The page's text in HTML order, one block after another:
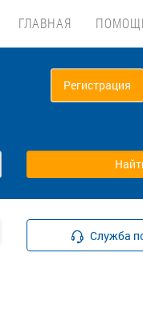
ГЛАВНАЯ
Регистрация
Служба